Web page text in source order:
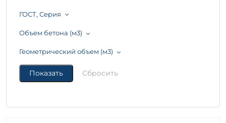
ГОСТ, Серия
Объем бетона (м3)
Геометрический объем (м3)